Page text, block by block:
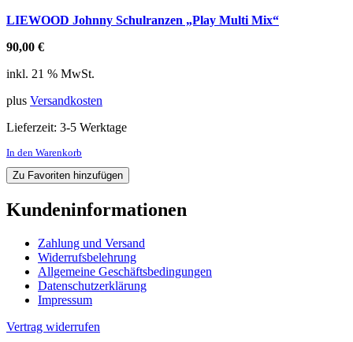
LIEWOOD Johnny Schulranzen „Play Multi Mix“
90,00 €
inkl. 21 % MwSt.
plus Versandkosten
Lieferzeit: 3-5 Werktage
In den Warenkorb
Zu Favoriten hinzufügen
Kundeninformationen
Zahlung und Versand
Widerrufsbelehrung
Allgemeine Geschäftsbedingungen
Datenschutzerklärung
Impressum
Vertrag widerrufen